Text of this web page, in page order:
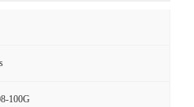
100G